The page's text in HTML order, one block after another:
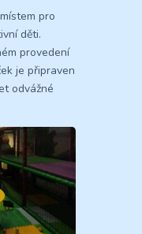
pro
děti.
provedení
je připraven
odvážné